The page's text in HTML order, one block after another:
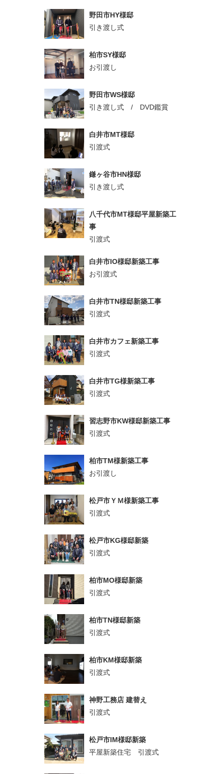
野田市HY様邸
引き渡し式
柏市SY様邸
お引渡し
野田市WS様邸
引き渡し式 / DVD鑑賞
白井市MT様邸
引渡式
鎌ヶ谷市HN様邸
引き渡し式
八千代市MT様邸平屋新築工
事
引渡式
白井市IO様邸新築工事
お引渡式
白井市TN様邸新築工事
引渡式
白井市カフェ新築工事
引渡式
白井市TG様新築工事
引渡式
習志野市KW様邸新築工事
引渡式
柏市TM様新築工事
お引渡し
松戸市ＹＭ様新築工事
引渡式
松戸市KG様邸新築
引渡式
柏市MO様邸新築
引渡式
柏市TN様邸新築
引渡式
柏市KM様邸新築
引渡式
神野工務店 建替え
引渡式
松戸市IM様邸新築
平屋新築住宅 引渡式